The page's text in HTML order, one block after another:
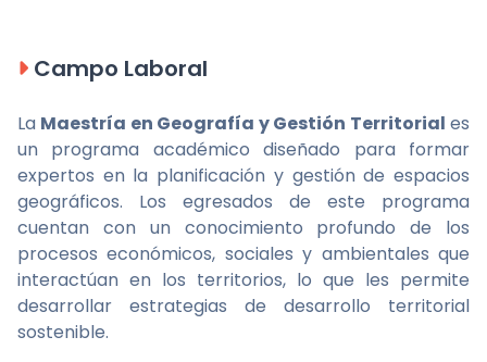
Campo Laboral
La Maestría en Geografía y Gestión Territorial es
un programa académico diseñado para formar
expertos en la planificación y gestión de espacios
geográficos. Los egresados de este programa
cuentan con un conocimiento profundo de los
procesos económicos, sociales y ambientales que
interactúan en los territorios, lo que les permite
desarrollar estrategias de desarrollo territorial
sostenible.